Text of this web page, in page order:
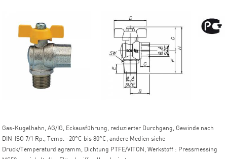
Gas-Kugelhahn, AG/IG, Eckausführung, reduzierter Durchgang, Gewinde nach
DIN-ISO 7/1 Rp., Temp. –20°C bis 80°C, andere Medien siehe
Druck/Temperaturdiagramm, Dichtung PTFE/VITON, Werkstoff : Pressmessing